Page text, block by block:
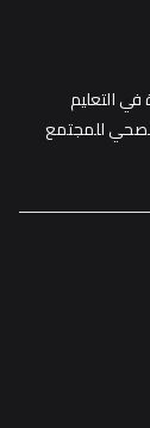
التعليم
للمجتمع